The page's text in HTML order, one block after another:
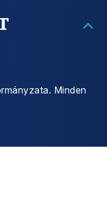
Minden